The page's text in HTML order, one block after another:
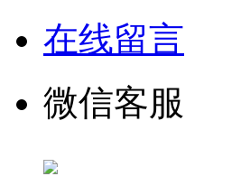
在线留言
微信客服